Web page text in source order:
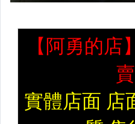
線組開關(零件包)
LED 燈條 車底燈 氣氛燈 禮儀燈
LED 室內燈 小燈 牌照燈 閱讀燈